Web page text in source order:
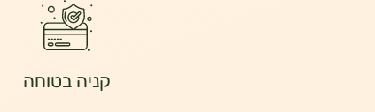
קניה בטוחה